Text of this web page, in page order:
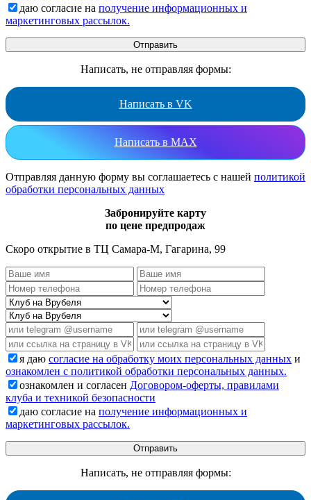
даю согласие на получение информационных и
маркетинговых рассылок.
Написать, не отправляя формы:
Написать в VK
Написать в MAX
Отправляя данную форму вы соглашаетесь с нашей политикой
обработки персональных данных
Забронируйте карту
по цене предпродаж
Скоро открытие в ТЦ Самара-М, Гагарина, 99
я даю согласие на обработку моих персональных данных и
ознакомлен с политикой обработки персональных данных.
ознакомлен и согласен Договором-оферты, правилами
клуба и техникой безопасности
даю согласие на получение информационных и
маркетинговых рассылок.
Написать, не отправляя формы: